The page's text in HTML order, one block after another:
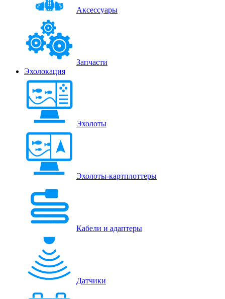
Аксессуары
Запчасти
Эхолокация
Эхолоты
Эхолоты-картплоттеры
Кабели и адаптеры
Датчики